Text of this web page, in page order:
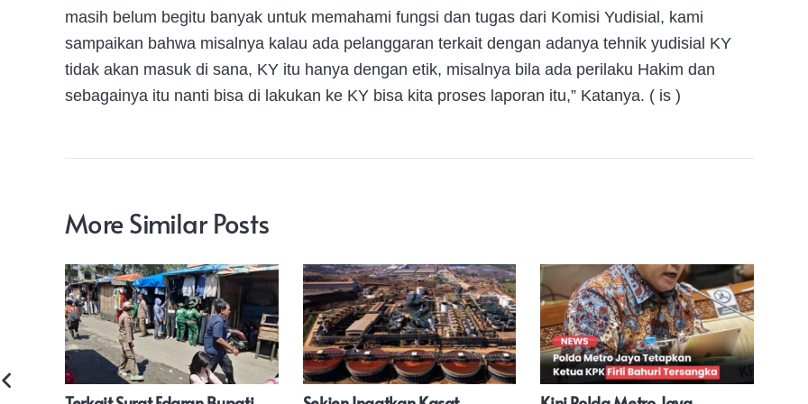
masih belum begitu banyak untuk memahami fungsi dan tugas dari Komisi Yudisial, kami
sampaikan bahwa misalnya kalau ada pelanggaran terkait dengan adanya tehnik yudisial KY
tidak akan masuk di sana, KY itu hanya dengan etik, misalnya bila ada perilaku Hakim dan
sebagainya itu nanti bisa di lakukan ke KY bisa kita proses laporan itu,” Katanya. ( is )
More Similar Posts